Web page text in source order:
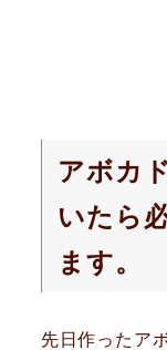
アボカ
いたら
ます。
先日作ったア